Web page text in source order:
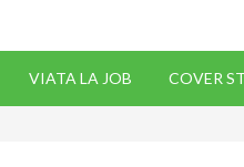
VIATA LA JOB COVER